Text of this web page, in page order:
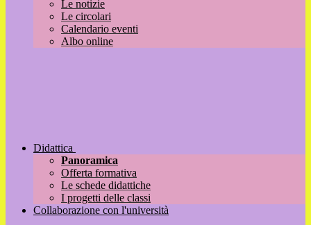
Le notizie
Le circolari
Calendario eventi
Albo online
Didattica
Panoramica
Offerta formativa
Le schede didattiche
I progetti delle classi
Collaborazione con l'università